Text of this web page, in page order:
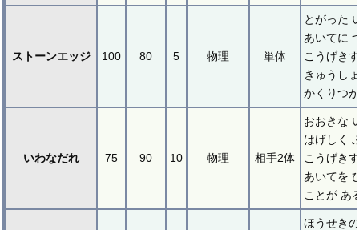
ストーンエッジ 100 80 5 物理 単体
とがった
あいてに
こうげき
きゅうし
かくりつ
いわなだれ 75 90 10 物理 相手2体
おおきな
はげしく
こうげき
あいてを
ことが あ
ほうせき